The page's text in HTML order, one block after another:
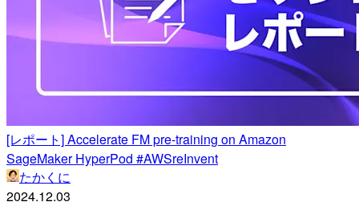
[レポート] Accelerate FM pre-training on Amazon
SageMaker HyperPod #AWSreInvent
たかくに
2024.12.03